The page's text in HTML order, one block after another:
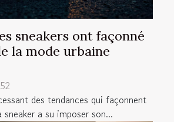
sneakers ont façonné
la mode urbaine
des tendances qui façonnent
a su imposer son...